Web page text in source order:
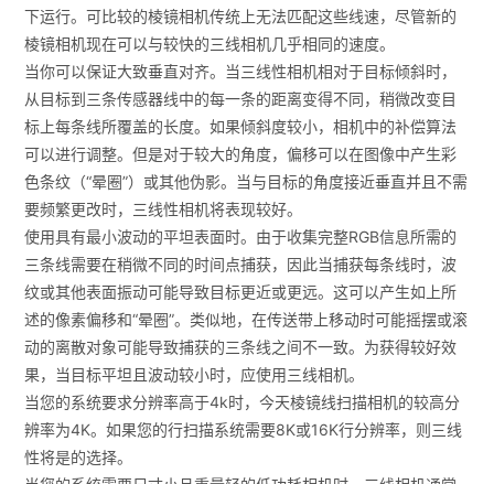
下运行。可比较的棱镜相机传统上无法匹配这些线速，尽管新的
棱镜相机现在可以与较快的三线相机几乎相同的速度。
当你可以保证大致垂直对齐。当三线性相机相对于目标倾斜时，
从目标到三条传感器线中的每一条的距离变得不同，稍微改变目
标上每条线所覆盖的长度。如果倾斜度较小，相机中的补偿算法
可以进行调整。但是对于较大的角度，偏移可以在图像中产生彩
色条纹（“晕圈”）或其他伪影。当与目标的角度接近垂直并且不需
要频繁更改时，三线性相机将表现较好。
使用具有最小波动的平坦表面时。由于收集完整RGB信息所需的
三条线需要在稍微不同的时间点捕获，因此当捕获每条线时，波
纹或其他表面振动可能导致目标更近或更远。这可以产生如上所
述的像素偏移和“晕圈”。类似地，在传送带上移动时可能摇摆或滚
动的离散对象可能导致捕获的三条线之间不一致。为获得较好效
果，当目标平坦且波动较小时，应使用三线相机。
当您的系统要求分辨率高于4k时，今天棱镜线扫描相机的较高分
辨率为4K。如果您的行扫描系统需要8K或16K行分辨率，则三线
性将是的选择。